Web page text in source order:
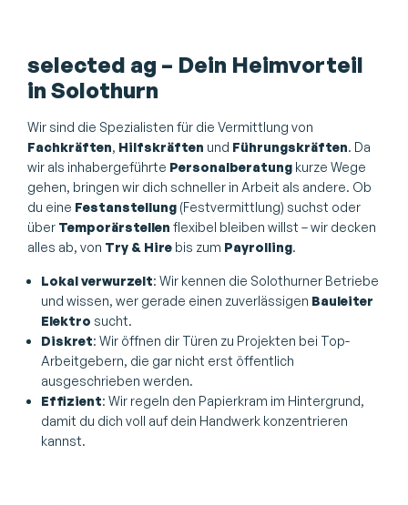
selected ag – Dein Heimvorteil
in Solothurn
Wir sind die Spezialisten für die Vermittlung von
Fachkräften, Hilfskräften und Führungskräften. Da
wir als inhabergeführte Personalberatung kurze Wege
gehen, bringen wir dich schneller in Arbeit als andere. Ob
du eine Festanstellung (Festvermittlung) suchst oder
über Temporärstellen flexibel bleiben willst – wir decken
alles ab, von Try & Hire bis zum Payrolling.
Lokal verwurzelt: Wir kennen die Solothurner Betriebe
und wissen, wer gerade einen zuverlässigen Bauleiter
Elektro sucht.
Diskret: Wir öffnen dir Türen zu Projekten bei Top-
Arbeitgebern, die gar nicht erst öffentlich
ausgeschrieben werden.
Effizient: Wir regeln den Papierkram im Hintergrund,
damit du dich voll auf dein Handwerk konzentrieren
kannst.